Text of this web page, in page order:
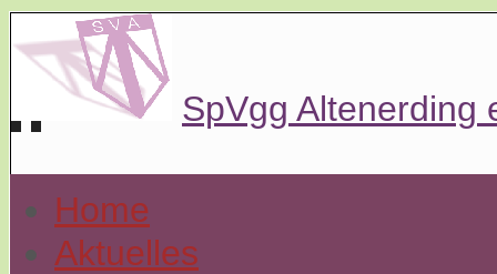
SpVgg Altenerding
Home
Aktuelles